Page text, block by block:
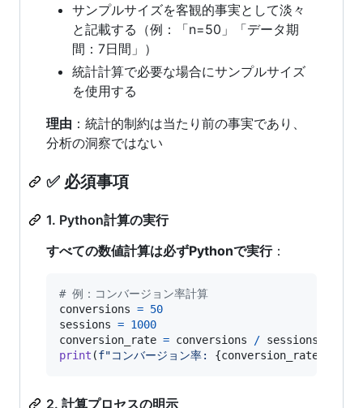
サンプルサイズを客観的事実として淡々
と記載する（例：「n=50」「データ期
間：7日間」）
統計計算で必要な場合にサンプルサイズ
を使用する
理由 ：統計的制約は当たり前の事実であり、
分析の洞察ではない
✅ 必須事項
1. Python計算の実行
すべての数値計算は必ずPythonで実行：
# 例：コンバージョン率計算
conversions = 50
sessions = 1000
conversion_rate = conversions / sessions
print (f"コンバージョン率: {conversion_rate
2. 計算プロセスの明示